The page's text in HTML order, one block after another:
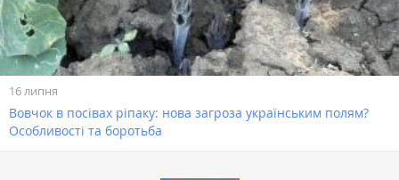
16 липня
Вовчок в посівах ріпаку: нова загроза українським полям?
Особливості та боротьба